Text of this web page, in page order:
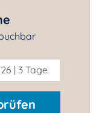
| 3 Tage